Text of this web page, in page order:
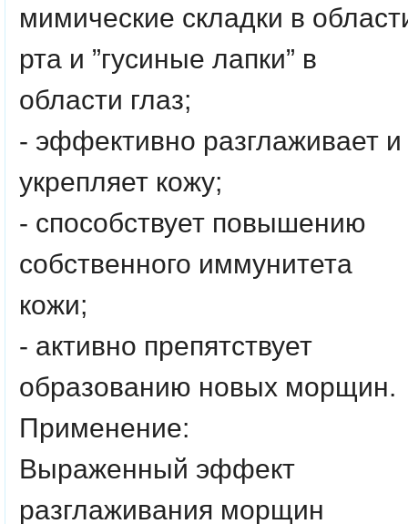
мимические складки в
рта и ”гусиные лапки” в
области глаз;
- эффективно разглаживает и
укрепляет кожу;
- способствует повышению
собственного иммунитета
кожи;
- активно препятствует
образованию новых морщин.
Применение:
Выраженный эффект
разглаживания морщин